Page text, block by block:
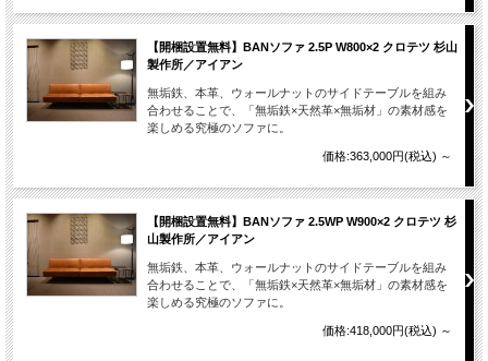
【開梱設置無料】BANソファ 2.5P W800×2 クロテツ 杉山
製作所／アイアン
無垢鉄、本革、ウォールナットのサイドテーブルを組み
合わせることで、「無垢鉄×天然革×無垢材」の素材感を
楽しめる究極のソファに。
価格:363,000円(税込) ～
【開梱設置無料】BANソファ 2.5WP W900×2 クロテツ 杉
山製作所／アイアン
無垢鉄、本革、ウォールナットのサイドテーブルを組み
合わせることで、「無垢鉄×天然革×無垢材」の素材感を
楽しめる究極のソファに。
価格:418,000円(税込) ～